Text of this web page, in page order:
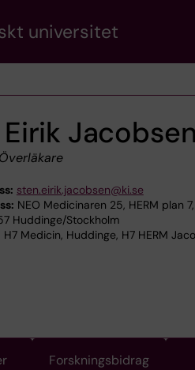
universitet
Jacobsen
sten.eirik.jacobsen@ki.se
NEO Medicinaren 25, HERM plan
Huddinge/Stockholm
H7 Medicin, Huddinge, H7 HERM
Forskningsbidrag